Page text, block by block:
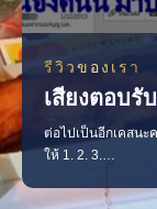
รีวิวของเรา
เสียงตอบรั
ต่อไปเป็นอีกเคสน
ให้ 1. 2. 3.
นึง เป็นพยาบาลเธ